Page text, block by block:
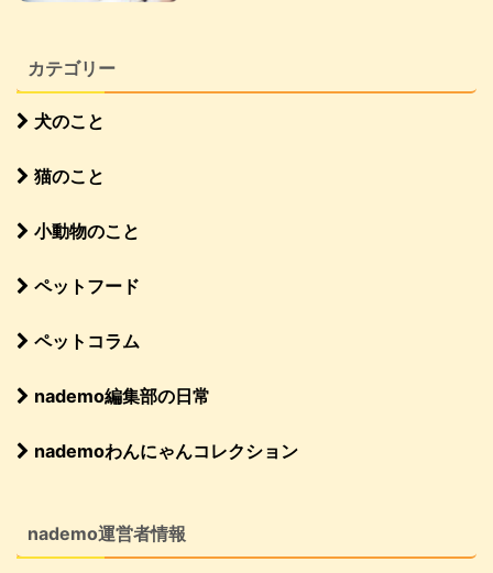
カテゴリー
犬のこと
猫のこと
小動物のこと
ペットフード
ペットコラム
nademo編集部の日常
nademoわんにゃんコレクション
nademo運営者情報